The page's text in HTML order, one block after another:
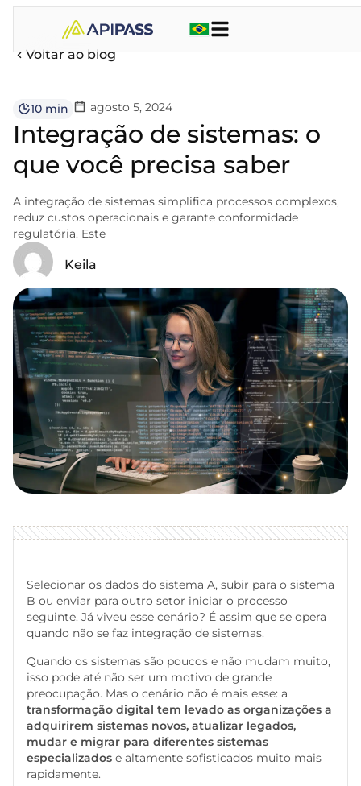
Voltar ao blog
10 min agosto 5, 2024
Integração de sistemas: o
que você precisa saber
A integração de sistemas simplifica processos complexos,
reduz custos operacionais e garante conformidade
regulatória. Este
Keila
Selecionar os dados do sistema A, subir para o sistema
B ou enviar para outro setor iniciar o processo
seguinte. Já viveu esse cenário? É assim que se opera
quando não se faz integração de sistemas.
Quando os sistemas são poucos e não mudam muito,
isso pode até não ser um motivo de grande
preocupação. Mas o cenário não é mais esse: a
transformação digital tem levado as organizações a
adquirirem sistemas novos, atualizar legados,
mudar e migrar para diferentes sistemas
especializados e altamente sofisticados muito mais
rapidamente.